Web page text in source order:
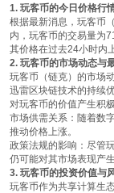
1. 玩客币的今日价格行
根据最新消息，玩客币
内，玩客币的交易量为
其价格在过去24小时内
2. 玩客币的市场动态与
玩客币（链克）的市场
迅雷区块链技术的持续
对玩客币的价值产生积极
市场供需关系 ：随着数
推动价格上涨。
政策法规的影响 ：尽管
仍可能对其市场表现产生
3. 玩客币的投资价值与
玩客币作为共享计算生